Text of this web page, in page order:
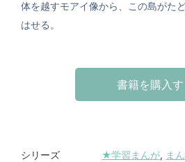
体を越すモアイ像から、この島がた
はせる。
書籍を購入す
シリーズ ★学習まんが, ま